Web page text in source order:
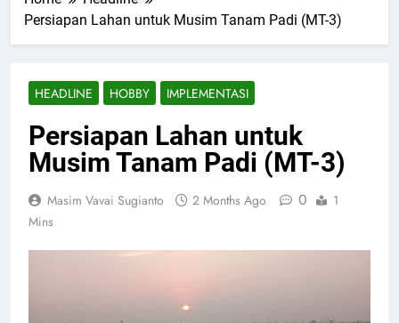
Persiapan Lahan untuk Musim Tanam Padi (MT-3)
HEADLINE HOBBY IMPLEMENTASI
Persiapan Lahan untuk
Musim Tanam Padi (MT-3)
Masim Vavai Sugianto 2 Months Ago 0
1
Mins